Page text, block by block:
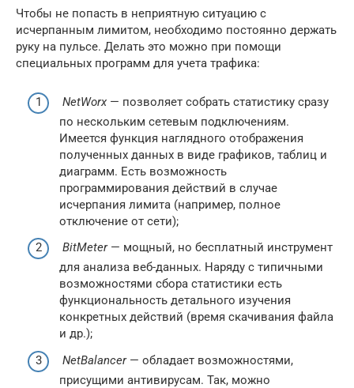
Чтобы не попасть в неприятную ситуацию с
исчерпанным лимитом, необходимо постоянно держать
руку на пульсе. Делать это можно при помощи
специальных программ для учета трафика:
NetWorx — позволяет собрать статистику сразу
по нескольким сетевым подключениям.
Имеется функция наглядного отображения
полученных данных в виде графиков, таблиц и
диаграмм. Есть возможность
программирования действий в случае
исчерпания лимита (например, полное
отключение от сети);
BitMeter— мощный, но бесплатный инструмент
для анализа веб-данных. Наряду с типичными
возможностями сбора статистики есть
функциональность детального изучения
конкретных действий (время скачивания файла
и др.);
NetBalancer— обладает возможностями,
присущими антивирусам. Так, можно